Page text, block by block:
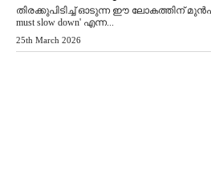
തിരക്കുപിടിച്ച് ഓടുന്ന ഈ ലോകത്തിന് മുൻപിൽ
must slow down' എന്ന...
25th March 2026